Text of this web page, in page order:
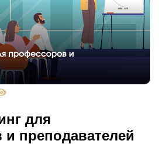
для
преподавателей